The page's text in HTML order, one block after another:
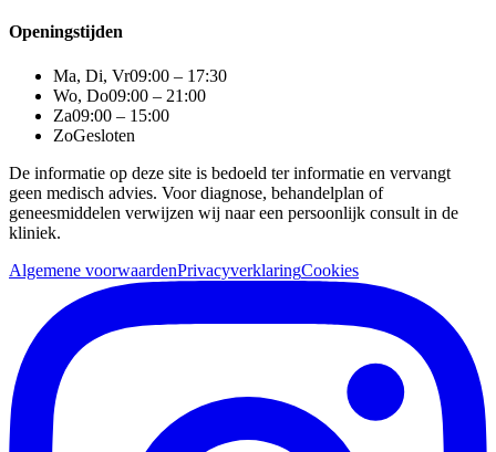
Openingstijden
Ma, Di, Vr09:00 – 17:30
Wo, Do09:00 – 21:00
Za09:00 – 15:00
ZoGesloten
De informatie op deze site is bedoeld ter informatie en vervangt
geen medisch advies. Voor diagnose, behandelplan of
geneesmiddelen verwijzen wij naar een persoonlijk consult in de
kliniek.
Algemene voorwaardenPrivacyverklaringCookies